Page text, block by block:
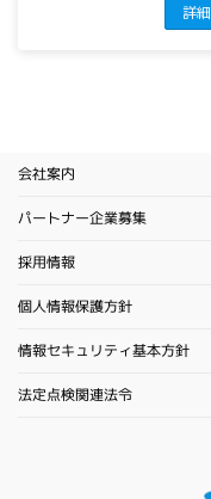
詳細
会社案内
パートナー企業募集
採用情報
個人情報保護方針
情報セキュリティ基本方針
法定点検関連法令